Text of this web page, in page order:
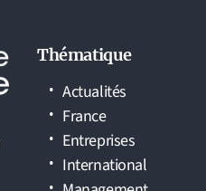
Thématique
Actualités
France
Entreprises
International